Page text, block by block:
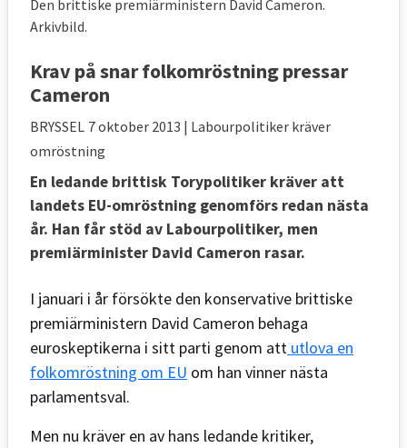
Den brittiske premiärministern David Cameron.
Arkivbild.
Krav på snar folkomröstning pressar
Cameron
BRYSSEL 7 oktober 2013 | Labourpolitiker kräver
omröstning
En ledande brittisk Torypolitiker kräver att
landets EU-omröstning genomförs redan nästa
år. Han får stöd av Labourpolitiker, men
premiärminister David Cameron rasar.
I januari i år försökte den konservative brittiske
premiärministern David Cameron behaga
euroskeptikerna i sitt parti genom att utlova en
folkomröstning om EU om han vinner nästa
parlamentsval.
Men nu kräver en av hans ledande kritiker,